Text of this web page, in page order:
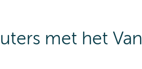
met het Van